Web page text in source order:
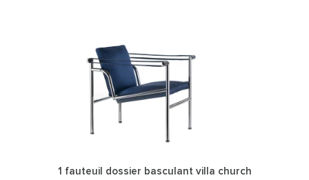
1 fauteuil dossier basculant villa church